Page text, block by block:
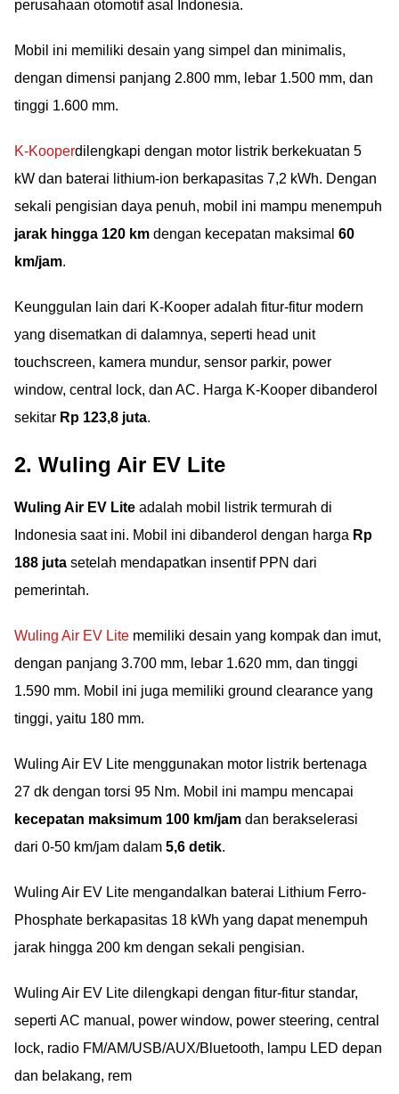
perusahaan otomotif asal Indonesia.
Mobil ini memiliki desain yang simpel dan minimalis,
dengan dimensi panjang 2.800 mm, lebar 1.500 mm, dan
tinggi 1.600 mm.
K-Kooperdilengkapi dengan motor listrik berkekuatan 5
kW dan baterai lithium-ion berkapasitas 7,2 kWh. Dengan
sekali pengisian daya penuh, mobil ini mampu menempuh
jarak hingga 120 km dengan kecepatan maksimal 60
km/jam.
Keunggulan lain dari K-Kooper adalah fitur-fitur modern
yang disematkan di dalamnya, seperti head unit
touchscreen, kamera mundur, sensor parkir, power
window, central lock, dan AC. Harga K-Kooper dibanderol
sekitar Rp 123,8 juta.
2. Wuling Air EV Lite
Wuling Air EV Lite adalah mobil listrik termurah di
Indonesia saat ini. Mobil ini dibanderol dengan harga Rp
188 juta setelah mendapatkan insentif PPN dari
pemerintah.
Wuling Air EV Lite memiliki desain yang kompak dan imut,
dengan panjang 3.700 mm, lebar 1.620 mm, dan tinggi
1.590 mm. Mobil ini juga memiliki ground clearance yang
tinggi, yaitu 180 mm.
Wuling Air EV Lite menggunakan motor listrik bertenaga
27 dk dengan torsi 95 Nm. Mobil ini mampu mencapai
kecepatan maksimum 100 km/jam dan berakselerasi
dari 0-50 km/jam dalam 5,6 detik.
Wuling Air EV Lite mengandalkan baterai Lithium Ferro-
Phosphate berkapasitas 18 kWh yang dapat menempuh
jarak hingga 200 km dengan sekali pengisian.
Wuling Air EV Lite dilengkapi dengan fitur-fitur standar,
seperti AC manual, power window, power steering, central
lock, radio FM/AM/USB/AUX/Bluetooth, lampu LED depan
dan belakang, rem